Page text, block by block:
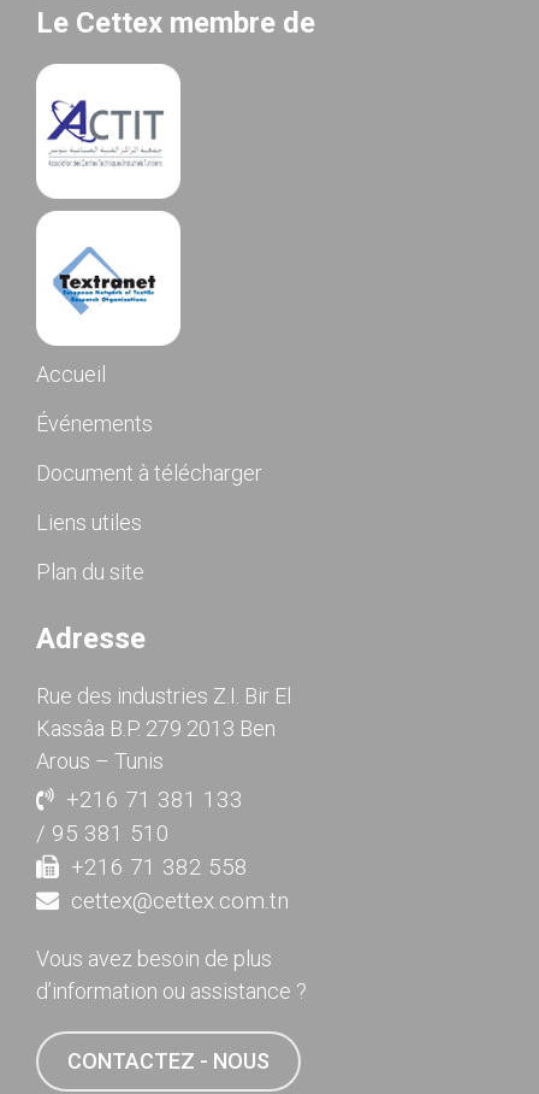
Le Cettex membre de
Accueil
Événements
Document à télécharger
Liens utiles
Plan du site
Adresse
Rue des industries Z.I. Bir El
Kassâa B.P. 279 2013 Ben
Arous – Tunis
+216 71 381 133
/ 95 381 510
+216 71 382 558
cettex@cettex.com.tn
Vous avez besoin de plus
d’information ou assistance ?
CONTACTEZ - NOUS